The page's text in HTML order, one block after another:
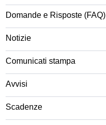
Domande e Risposte (FAQ)
Notizie
Comunicati stampa
Avvisi
Scadenze